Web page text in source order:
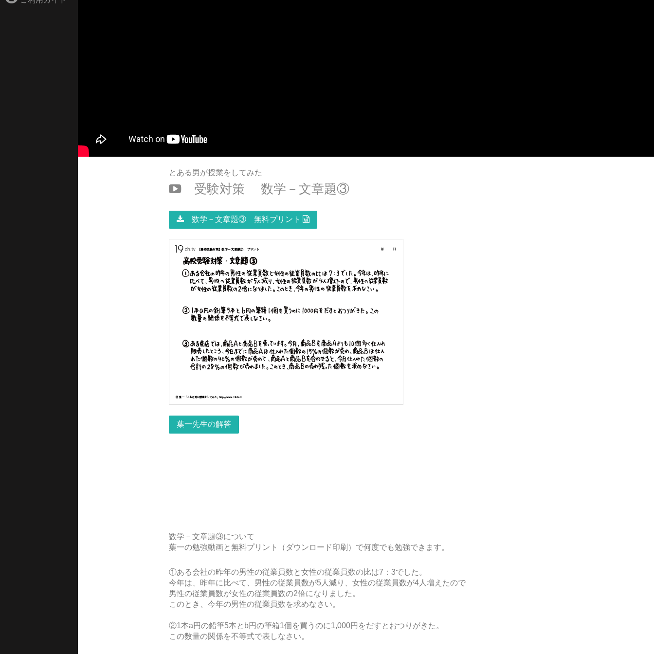
とある男が授業をしてみた
受験対策 数学－文章題③
数学－文章題③ 無料プリント
葉一先生の解答
数学－文章題③について
葉一の勉強動画と無料プリント（ダウンロード印刷）で何度でも勉強できます。
①ある会社の昨年の男性の従業員数と女性の従業員数の比は7：3でした。
今年は、昨年に比べて、男性の従業員数が5人減り、女性の従業員数が4人増えたので
男性の従業員数が女性の従業員数の2倍になりました。
このとき、今年の男性の従業員数を求めなさい。
②1本a円の鉛筆5本とb円の筆箱1個を買うのに1,000円をだすとおつりがきた。
この数量の関係を不等式で表しなさい。